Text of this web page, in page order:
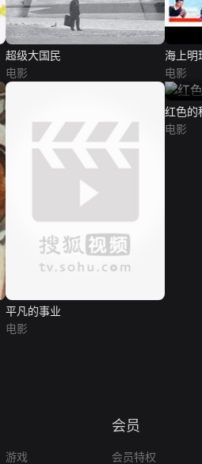
超级大国民
电影
海上明
电影
平凡的事业
电影
红色的
电影
游戏
会员
会员特权